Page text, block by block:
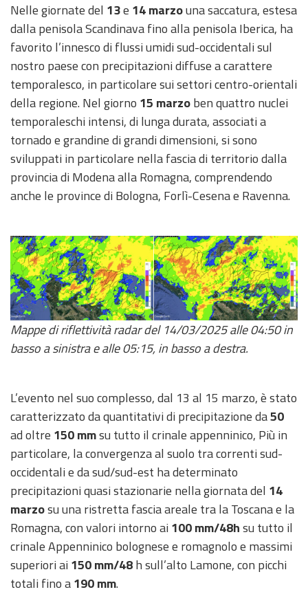
Monitoraggio
eventi
Previsioni e dati
Previsioni meteo e
marine
Dati osservati
Radar meteo
Strumenti
Operativi
Report
Informazioni
utili
Domande
frequenti
Guida per gli
sviluppatori
Il progetto
Allerta
Meteo
Emilia-
Nelle giornate del 13e 14 marzouna saccatura, estesa
dalla penisola Scandinava fino alla penisola Iberica, ha
favorito l’innesco di flussi umidi sud-occidentali sul
nostro paese con precipitazioni diffuse a carattere
temporalesco, in particolare sui settori centro-orientali
della regione. Nel giorno 15 marzoben quattro nuclei
temporaleschi intensi, di lunga durata, associati a
tornado e grandine di grandi dimensioni, si sono
sviluppati in particolare nella fascia di territorio dalla
provincia di Modena alla Romagna, comprendendo
anche le province di Bologna, Forlì-Cesena e Ravenna.
Mappe di riflettività radar del 14/03/2025 alle 04:50 in
basso a sinistra e alle 05:15, in basso a destra.
L’evento nel suo complesso, dal 13 al 15 marzo, è stato
caratterizzato da quantitativi di precipitazione da50
ad oltre 150 mmsu tutto il crinale appenninico, Più in
particolare, la convergenza al suolo tra correnti sud-
occidentali e da sud/sud-est ha determinato
precipitazioni quasi stazionarie nella giornata del 14
marzosu una ristretta fascia areale tra la Toscana e la
Romagna, con valori intorno ai 100 mm/48hsu tutto il
crinale Appenninico bolognese e romagnolo e massimi
superiori ai 150 mm/48h sull’alto Lamone, con picchi
totali fino a190 mm.